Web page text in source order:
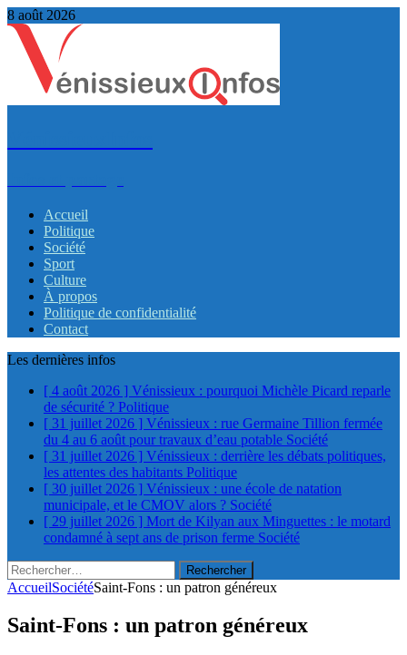
8 août 2026
Accueil
Politique
Société
Sport
Culture
À propos
Politique de confidentialité
Contact
Les dernières infos
[ 4 août 2026 ] Vénissieux : pourquoi Michèle Picard reparle
de sécurité ? Politique
[ 31 juillet 2026 ] Vénissieux : rue Germaine Tillion fermée
du 4 au 6 août pour travaux d’eau potable Société
[ 31 juillet 2026 ] Vénissieux : derrière les débats politiques,
les attentes des habitants Politique
[ 30 juillet 2026 ] Vénissieux : une école de natation
municipale, et le CMOV alors ? Société
[ 29 juillet 2026 ] Mort de Kilyan aux Minguettes : le motard
condamné à sept ans de prison ferme Société
Rechercher :
AccueilSociétéSaint-Fons : un patron généreux
Saint-Fons : un patron généreux